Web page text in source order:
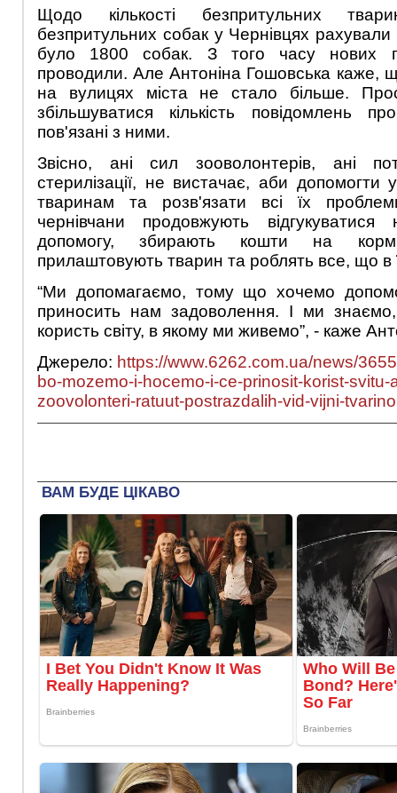
Щодо кількості безпритульних
безпритульних собак у Чернівцях рахували
було 1800 собак. З того часу нових
проводили. Але Антоніна Гошовська каже,
на вулицях міста не стало більше.
збільшуватися кількість повідомлень
пов'язані з ними.
Звісно, ані сил зооволонтерів, ані
стерилізації, не вистачає, аби допомогти
тваринам та розв'язати всі їх
чернівчани продовжують
допомогу, збирають кошти на
прилаштовують тварин та роблять все, що в
“Ми допомагаємо, тому що хочемо
приносить нам задоволення. І ми
користь світу, в якому ми живемо”, - каже
Джерело: https://www.6262.com.ua/news/
bo-mozemo-i-hocemo-i-ce-prinosit-korist-svitu-
zoovolonteri-ratuut-postrazdalih-vid-vijni-